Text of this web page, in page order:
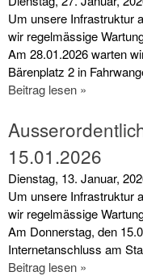
Um unsere Infrastruktur
wir regelmässige
Am 28.01.2026 warten
Bärenplatz 2 in
Beitrag lesen »
15.01.2026
Dienstag, 13. Januar,
Um unsere Infrastruktur
wir regelmässige
Am Donnerstag, den
Internetanschluss am
Beitrag lesen »